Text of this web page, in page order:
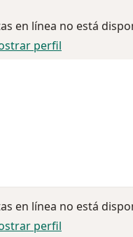
en línea no está
perfil
en línea no está
perfil